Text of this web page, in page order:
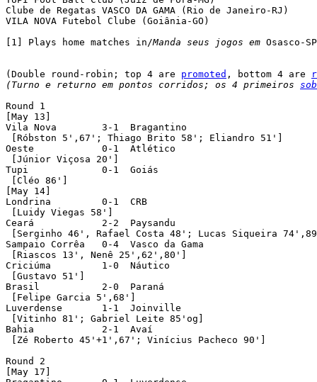
Clube de Regatas VASCO DA GAMA (Rio de Janeiro-RJ)
VILA NOVA Futebol Clube (Goiânia-GO)
[1] Plays home matches in/Manda seus jogos em Osasco-
(Double round-robin; top 4 are promoted , bottom 4 are
(Turno e returno em pontos corridos; os 4 primeiros